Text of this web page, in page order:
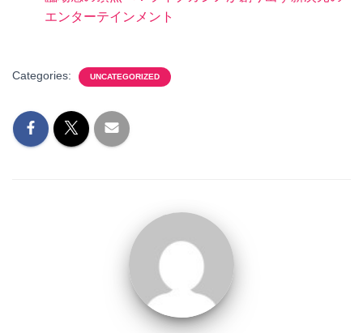
エンターテインメント
Categories: UNCATEGORIZED